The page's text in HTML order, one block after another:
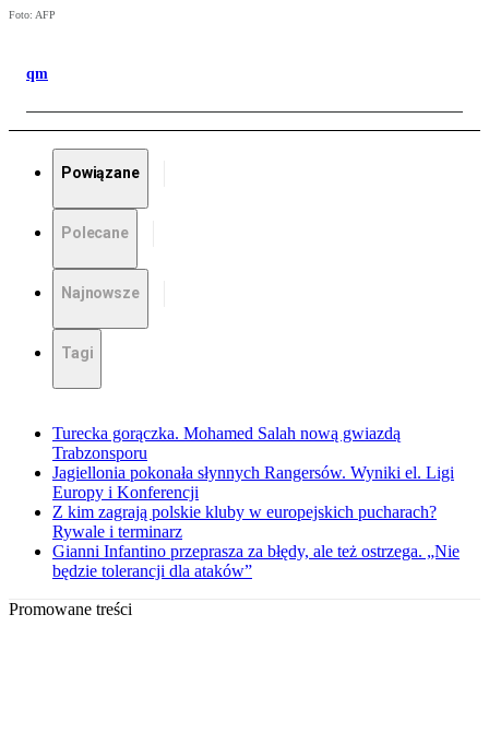
Foto: AFP
qm
Powiązane
Polecane
Najnowsze
Tagi
Turecka gorączka. Mohamed Salah nową gwiazdą
Trabzonsporu
Jagiellonia pokonała słynnych Rangersów. Wyniki el. Ligi
Europy i Konferencji
Z kim zagrają polskie kluby w europejskich pucharach?
Rywale i terminarz
Gianni Infantino przeprasza za błędy, ale też ostrzega. „Nie
będzie tolerancji dla ataków”
Promowane treści